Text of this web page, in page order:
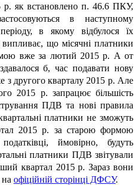
р. як встановлено п. 46.6 ПКУ,
в наступному
в якому відбулося їх
що місячні платники
вже за лютий 2015 р. А от
б, час подавати нову
з другого кварталу 2015 р. Але
2015 р. запрацює більшість
ПДВ та нові правила
платники не зможуть
2015 р. за старою формою
ймовірно, будуть
платники ПДВ звітували
квартал 2015 р. Зараз вони
офіційній сторінці ДФСУ.